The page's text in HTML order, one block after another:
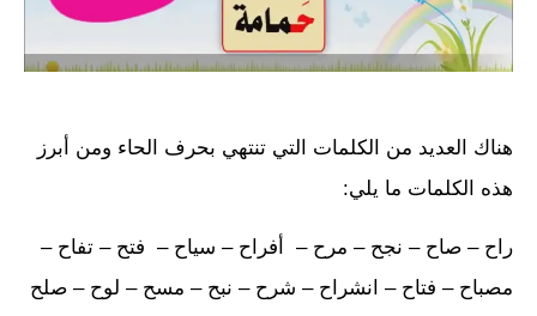
هناك العديد من الكلمات التي تنتهي بحرف الحاء ومن أبرز
هذه الكلمات ما يلي:
راح – صاح – نجح – مرح – أفراح – سياح – فتح – تفاح –
مصباح – فتاح – انشراح – شرح – نبح – مسح – لوح – صلح